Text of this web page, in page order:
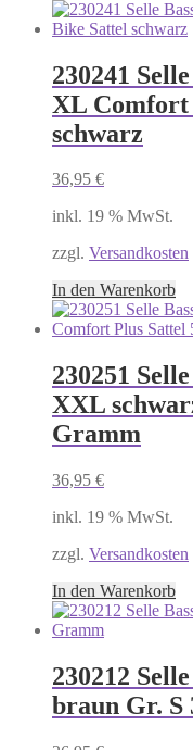
230241
XL Comfort
schwarz
36,95 €
inkl. 19 % MwSt.
zzgl. Versandkosten
In den Warenkorb
230251
XXL
Gramm
36,95 €
inkl. 19 % MwSt.
zzgl. Versandkosten
In den Warenkorb
230212
braun Gr. S